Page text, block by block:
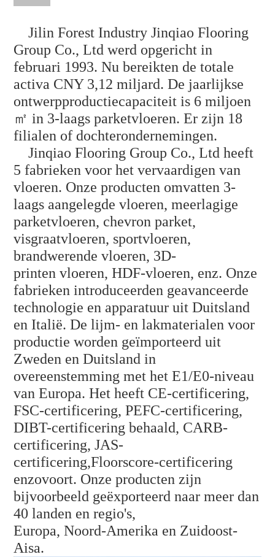
Jilin Forest Industry Jinqiao Flooring
Group Co., Ltd werd opgericht in
februari 1993. Nu bereikten de totale
activa CNY 3,12 miljard. De jaarlijkse
ontwerpproductiecapaciteit is 6 miljoen
㎡ in 3-laags parketvloeren. Er zijn 18
filialen of dochterondernemingen.
Jinqiao Flooring Group Co., Ltd heeft
5 fabrieken voor het vervaardigen van
vloeren. Onze producten omvatten 3-
laags aangelegde vloeren, meerlagige
parketvloeren, chevron parket,
visgraatvloeren, sportvloeren,
brandwerende vloeren, 3D-
printenvloeren, HDF-vloeren, enz. Onze
fabrieken introduceerden geavanceerde
technologie en apparatuur uit Duitsland
en Italië. De lijm- en lakmaterialen voor
productie worden geïmporteerd uit
Zweden en Duitsland in
overeenstemming met het E1/E0-niveau
van Europa. Het heeft CE-certificering,
FSC-certificering, PEFC-certificering,
DIBT-certificering behaald, CARB-
certificering, JAS-
certificering,Floorscore-certificering
enzovoort. Onze producten zijn
bijvoorbeeld geëxporteerd naar meer dan
40 landen en regio's,
Europa, Noord-Amerika en Zuidoost-
Aisa.